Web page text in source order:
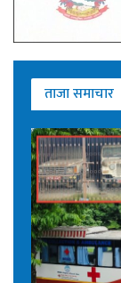
ताजा समाचार